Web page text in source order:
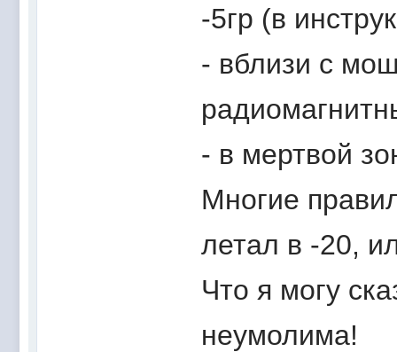
-5гр (в
- вблизи с
- в мертвой
Многие
летал в -20,
Что я могу
неумолима!